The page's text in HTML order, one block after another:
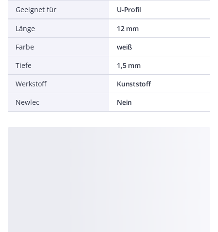
Geeignet für
U-Profil
Länge
12 mm
Farbe
weiß
Tiefe
1,5 mm
Werkstoff
Kunststoff
Newlec
Nein